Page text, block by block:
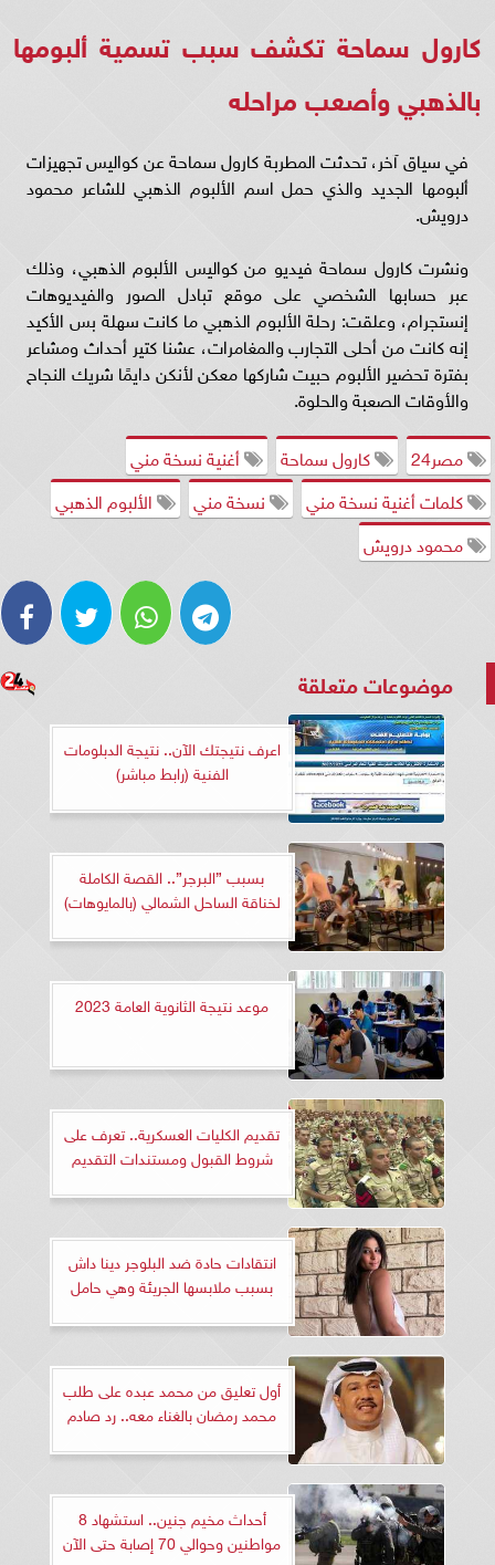
كارول سماحة تكشف سبب تسمية ألبومها
بالذهبي وأصعب مراحله
في سياق آخر، تحدثت المطربة كارول سماحة عن كواليس تجهيزات
ألبومها الجديد والذي حمل اسم الألبوم الذهبي للشاعر محمود
درويش.
ونشرت كارول سماحة فيديو من كواليس الألبوم الذهبي، وذلك
عبر حسابها الشخصي على موقع تبادل الصور والفيديوهات
إنستجرام، وعلقت: رحلة الألبوم الذهبي ما كانت سهلة بس الأكيد
إنه كانت من أحلى التجارب والمغامرات، عشنا كتير أحداث ومشاعر
بفترة تحضير الألبوم حبيت شاركها معكن لأنكن دايمًا شريك النجاح
والأوقات الصعبة والحلوة.
مصر24
كارول سماحة
أغنية نسخة مني
كلمات أغنية نسخة مني
نسخة مني
الألبوم الذهبي
محمود درويش
موضوعات متعلقة
اعرف نتيجتك الآن.. نتيجة الدبلومات
الفنية (رابط مباشر)
بسبب ”البرجر”.. القصة الكاملة
لخناقة الساحل الشمالي (بالمايوهات)
موعد نتيجة الثانوية العامة 2023
تقديم الكليات العسكرية.. تعرف على
شروط القبول ومستندات التقديم
انتقادات حادة ضد البلوجر دينا داش
بسبب ملابسها الجريئة وهي حامل
أول تعليق من محمد عبده على طلب
محمد رمضان بالغناء معه.. رد صادم
أحداث مخيم جنين.. استشهاد 8
مواطنين وحوالي 70 إصابة حتى الآن